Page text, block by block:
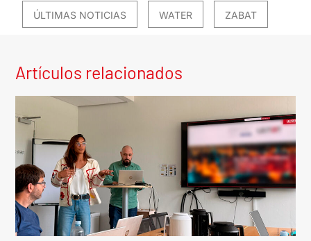
ÚLTIMAS NOTICIAS WATER ZABAT
Artículos relacionados